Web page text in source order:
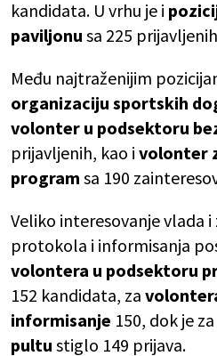
kandidata. U vrhu je i
paviljonu sa 225
Među najtraženijim
organizaciju sportskih
volonter u podsektoru
prijavljenih, kao i volonter
program sa 190
Veliko interesovanje vlada
protokola i informisanja
volontera u podsektoru
152 kandidata, za
informisanje 150, dok je za
pultu stiglo 149 prijava.